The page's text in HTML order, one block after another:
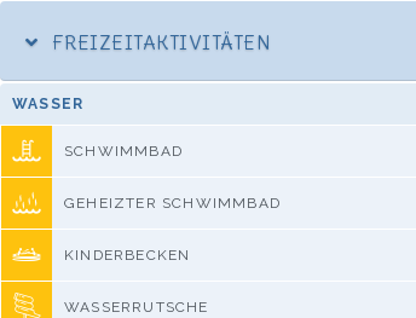
FREIZEITAKTIVITÄTEN
WASSER
SCHWIMMBAD
GEHEIZTER SCHWIMMBAD
KINDERBECKEN
WASSERRUTSCHE